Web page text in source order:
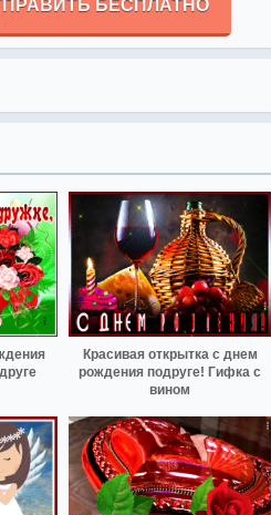
БЕСПЛАТНО
Красивая открытка с днем
рождения подруге! Гифка с
вином